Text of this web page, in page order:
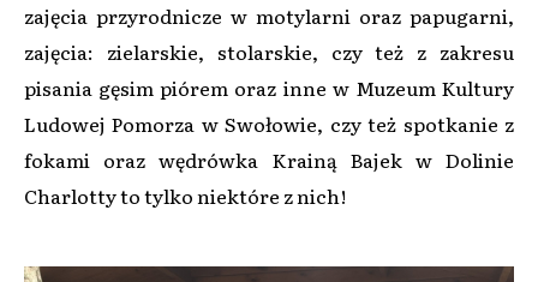
zajęcia przyrodnicze w motylarni oraz papugarni,
zajęcia: zielarskie, stolarskie, czy też z zakresu
pisania gęsim piórem oraz inne w Muzeum Kultury
Ludowej Pomorza w Swołowie, czy też spotkanie z
fokami oraz wędrówka Krainą Bajek w Dolinie
Charlotty to tylko niektóre z nich!